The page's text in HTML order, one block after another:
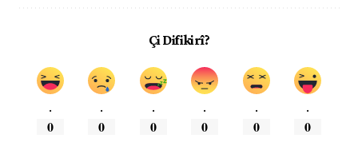
Çi Difikirî?
.
0
.
0
.
0
.
0
.
0
.
0